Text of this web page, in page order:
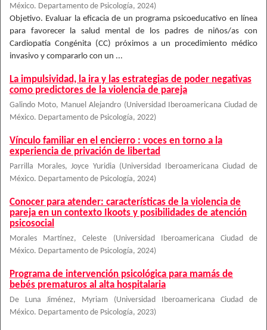
México. Departamento de Psicología, 2024)
Objetivo. Evaluar la eficacia de un programa psicoeducativo en línea
para favorecer la salud mental de los padres de niños/as con
Cardiopatía Congénita (CC) próximos a un procedimiento médico
invasivo y compararlo con un ...
La impulsividad, la ira y las estrategias de poder negativas
como predictores de la violencia de pareja
Galindo Moto, Manuel Alejandro (Universidad Iberoamericana Ciudad de
México. Departamento de Psicología, 2022)
Vínculo familiar en el encierro : voces en torno a la
experiencia de privación de libertad
Parrilla Morales, Joyce Yuridia (Universidad Iberoamericana Ciudad de
México. Departamento de Psicología, 2024)
Conocer para atender: características de la violencia de
pareja en un contexto Ikoots y posibilidades de atención
psicosocial
Morales Martínez, Celeste (Universidad Iberoamericana Ciudad de
México. Departamento de Psicología, 2024)
Programa de intervención psicológica para mamás de
bebés prematuros al alta hospitalaria
De Luna Jiménez, Myriam (Universidad Iberoamericana Ciudad de
México. Departamento de Psicología, 2023)